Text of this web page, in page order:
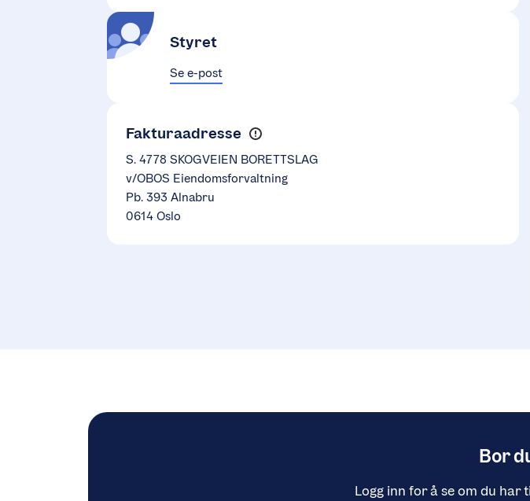
Styret
Se e-post
Fakturaadresse
S. 4778 SKOGVEIEN BORETTSLAG
v/OBOS Eiendomsforvaltning
Pb. 393 Alnabru
0614 Oslo
Bor
Logg inn for å se om du har